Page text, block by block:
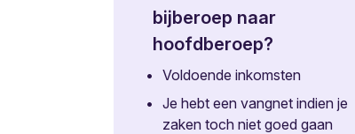
bijberoep naar
hoofdberoep?
•
Voldoende inkomsten
•
Je hebt een vangnet indien je
zaken toch niet goed gaan